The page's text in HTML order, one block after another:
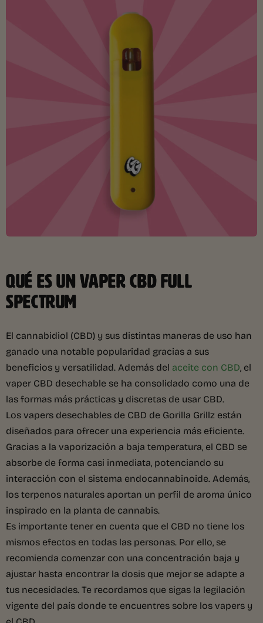
QUÉ ES UN VAPER CBD FULL
SPECTRUM
El cannabidiol (CBD) y sus distintas maneras de uso han
ganado una notable popularidad gracias a sus
beneficios y versatilidad. Además del aceite con CBD, el
vaper CBD desechable se ha consolidado como una de
las formas más prácticas y discretas de usar CBD.
Los vapers desechables de CBD de Gorilla Grillz están
diseñados para ofrecer una experiencia más eficiente.
Gracias a la vaporización a baja temperatura, el CBD se
absorbe de forma casi inmediata, potenciando su
interacción con el sistema endocannabinoide. Además,
los terpenos naturales aportan un perfil de aroma único
inspirado en la planta de cannabis.
Es importante tener en cuenta que el CBD no tiene los
mismos efectos en todas las personas. Por ello, se
recomienda comenzar con una concentración baja y
ajustar hasta encontrar la dosis que mejor se adapte a
tus necesidades. Te recordamos que sigas la legilación
vigente del país donde te encuentres sobre los vapers y